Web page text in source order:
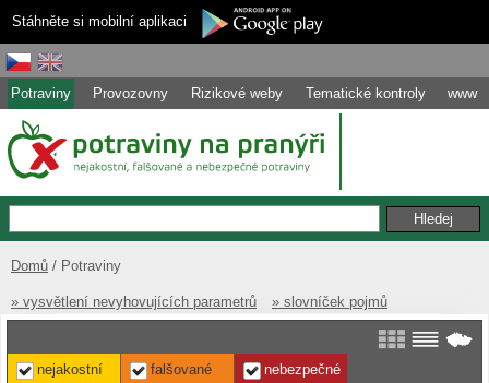
Stáhněte si mobilní aplikaci
Potraviny Provozovny Rizikové weby Tematické kontroly www
Domů Potraviny
» vysvětlení nevyhovujících parametrů » slovníček pojmů
nejakostní falšované nebezpečné